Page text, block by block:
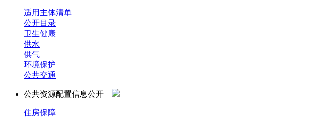
适用主体清单
公开目录
卫生健康
供水
供气
环境保护
公共交通
公共资源配置信息公开
住房保障